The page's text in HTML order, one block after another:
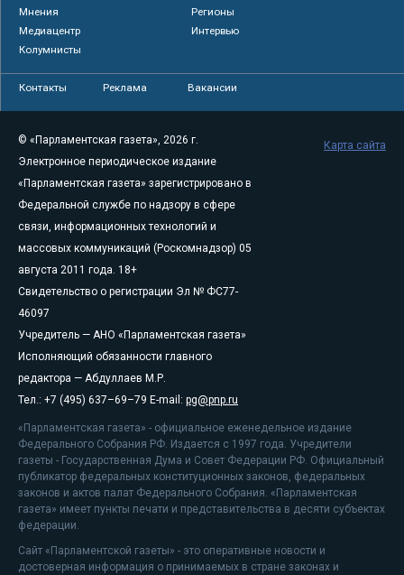
Мнения
Регионы
Медиацентр
Интервью
Колумнисты
Контакты Реклама Вакансии
© «Парламентская газета», 2026 г.
Электронное периодическое издание
«Парламентская газета» зарегистрировано в
Федеральной службе по надзору в сфере
связи, информационных технологий и
массовых коммуникаций (Роскомнадзор) 05
августа 2011 года. 18+
Свидетельство о регистрации Эл № ФС77-
46097
Учредитель — АНО «Парламентская газета»
Исполняющий обязанности главного
редактора — Абдуллаев М.Р.
Тел.: +7 (495) 637–69–79 E-mail: pg@pnp.ru
«Парламентская газета» - официальное еженедельное издание
Федерального Собрания РФ. Издается с 1997 года. Учредители
газеты - Государственная Дума и Совет Федерации РФ. Официальный
публикатор федеральных конституционных законов, федеральных
законов и актов палат Федерального Собрания. «Парламентская
газета» имеет пункты печати и представительства в десяти субъектах
федерации.
Сайт «Парламентской газеты» - это оперативные новости и
достоверная информация о принимаемых в стране законах и
Карта сайта